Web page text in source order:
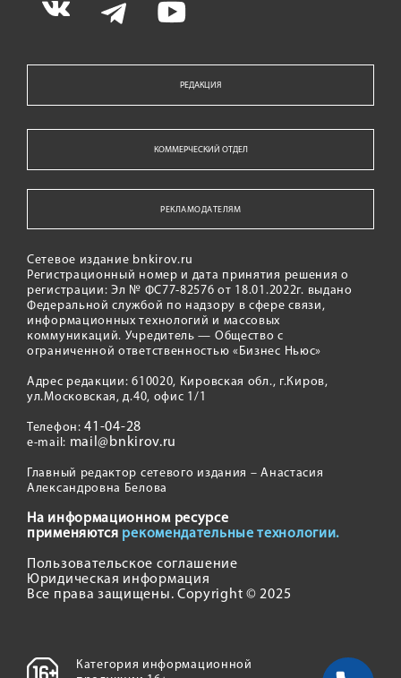
РЕДАКЦИЯ
КОММЕРЧЕСКИЙ ОТДЕЛ
РЕКЛАМОДАТЕЛЯМ
Сетевое издание bnkirov.ru
Регистрационный номер и дата принятия решения о
регистрации: Эл № ФС77-82576 от 18.01.2022г. выдано
Федеральной службой по надзору в сфере связи,
информационных технологий и массовых
коммуникаций. Учредитель — Общество с
ограниченной ответственностью «Бизнес Ньюс»
Адрес редакции: 610020, Кировская обл., г.Киров,
ул.Московская, д.40, офис 1/1
Телефон:41-04-28
e-mail: mail@bnkirov.ru
Главный редактор сетевого издания – Анастасия
Александровна Белова
На информационном ресурсе
применяются рекомендательные технологии.
Пользовательское соглашение
Юридическая информация
Все права защищены. Copyright © 2025
Категория информационной